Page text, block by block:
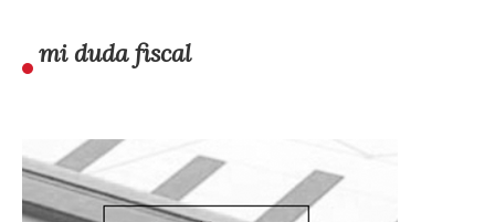
mi duda fiscal